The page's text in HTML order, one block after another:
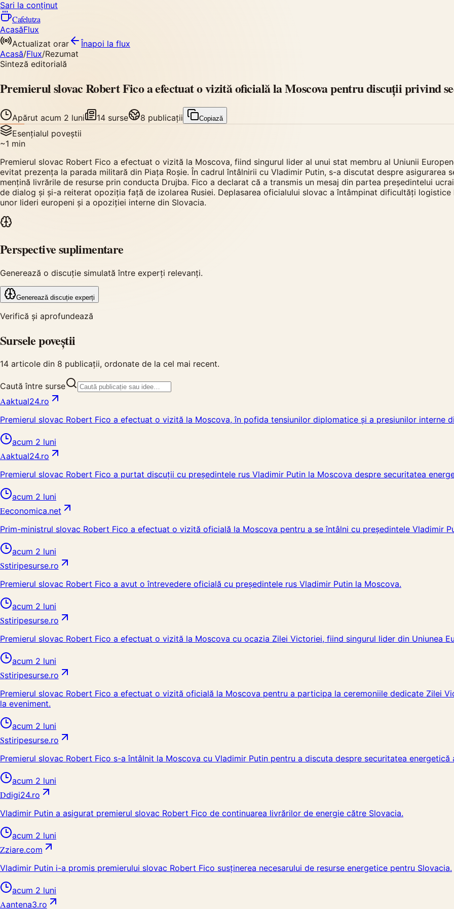
Sari la conținut
Cafelutza
AcasăFlux
Actualizat orar
Înapoi la flux
Acasă/Flux/Rezumat
Sinteză editorială
Premierul slovac Robert Fico a efectuat o vizită oficială la Moscova pentru discuții privind
Apărut acum 2 luni 14 surse 8 publicații Copiază
Esențialul poveștii
~1 min
Premierul slovac Robert Fico a efectuat o vizită la Moscova, fiind singurul lider al unui stat membru al Uniunii
evitat prezența la parada militară din Piața Roșie. În cadrul întâlnirii cu Vladimir Putin, s-a discutat despre asigurarea
mențină livrările de resurse prin conducta Drujba. Fico a declarat că a transmis un mesaj din partea președintelui
de dialog și și-a reiterat opoziția față de izolarea Rusiei. Deplasarea oficialului slovac a întâmpinat dificultăți
unor lideri europeni și a opoziției interne din Slovacia.
Perspective suplimentare
Generează o discuție simulată între experți relevanți.
Generează discuție experți
Verifică și aprofundează
Sursele poveștii
14 articole din 8 publicații, ordonate de la cel mai recent.
Caută între surse
Aaktual24.ro
Premierul slovac Robert Fico a efectuat o vizită la Moscova, în pofida tensiunilor diplomatice și a presiunilor interne
acum 2 luni
Aaktual24.ro
Premierul slovac Robert Fico a purtat discuții cu președintele rus Vladimir Putin la Moscova despre securitatea
acum 2 luni
Eeconomica.net
Prim-ministrul slovac Robert Fico a efectuat o vizită oficială la Moscova pentru a se întâlni cu președintele Vladimir
acum 2 luni
Sstiripesurse.ro
Premierul slovac Robert Fico a avut o întrevedere oficială cu președintele rus Vladimir Putin la Moscova.
acum 2 luni
Sstiripesurse.ro
Premierul slovac Robert Fico a efectuat o vizită la Moscova cu ocazia Zilei Victoriei, fiind singurul lider din Uniunea
acum 2 luni
Sstiripesurse.ro
Premierul slovac Robert Fico a efectuat o vizită oficială la Moscova pentru a participa la ceremoniile dedicate Zilei
la eveniment.
acum 2 luni
Sstiripesurse.ro
Premierul slovac Robert Fico s-a întâlnit la Moscova cu Vladimir Putin pentru a discuta despre securitatea energetică
acum 2 luni
Ddigi24.ro
Vladimir Putin a asigurat premierul slovac Robert Fico de continuarea livrărilor de energie către Slovacia.
acum 2 luni
Zziare.com
Vladimir Putin i-a promis premierului slovac Robert Fico susținerea necesarului de resurse energetice pentru Slovacia.
acum 2 luni
Aantena3.ro